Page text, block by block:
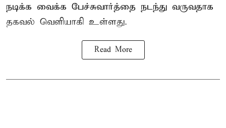
நடிக்க வைக்க பேச்சுவார்த்தை நடந்து வருவதாக
தகவல் வெளியாகி உள்ளது.
Read More